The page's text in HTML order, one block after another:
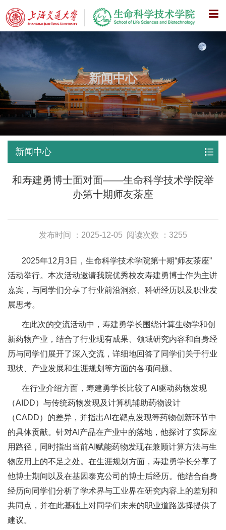
X
新闻中心
新闻中心
和寿建勇博士面对面——生命科学技术学院举
办第十期师友茶座
发布时间 ：2025-12-05 阅读次数 ：3255
2025年12月3日，生命科学技术学院第十期“师友茶座”
活动举行。本次活动邀请我院优秀校友寿建勇博士作为主讲
嘉宾，与同学们分享了行业前沿洞察、科研经历以及职业发
展思考。
在此次的交流活动中，寿建勇学长围绕计算生物学和创
新药物产业，结合了行业现有成果、领域研究内容和自身经
历与同学们展开了深入交流，详细地回答了同学们关于行业
现状、产业发展和生涯规划等方面的各项问题。
在行业介绍方面，寿建勇学长比较了AI驱动药物发现
（AIDD）与传统药物发现及计算机辅助药物设计
（CADD）的差异，并指出AI在靶点发现等药物创新环节中
的具体贡献。针对AI产品在产业中的落地，他探讨了实际应
用路径，同时指出当前AI赋能药物发现在兼顾计算方法与生
物应用上的不足之处。在生涯规划方面，寿建勇学长分享了
他博士期间以及在基因泰克公司的博士后经历。他结合自身
经历向同学们分析了学术界与工业界在研究内容上的差别和
共同点，并在此基础上对同学们未来的职业道路选择提供了
建议。